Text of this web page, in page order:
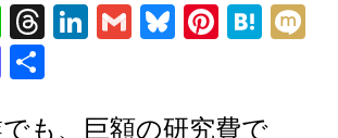
Li
n
e
T
a
Li
e
G
l
Bl
ky
Pi
es
H
n
M
も、巨額の研究費で